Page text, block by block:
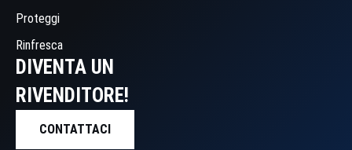
Proteggi
Rinfresca
DIVENTA UN
RIVENDITORE!
CONTATTACI